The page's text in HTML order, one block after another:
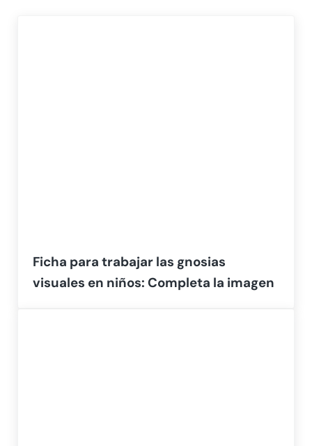
Ficha para trabajar las gnosias
visuales en niños: Completa la imagen